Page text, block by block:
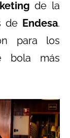
de la
de Endesa.
para los
bola más